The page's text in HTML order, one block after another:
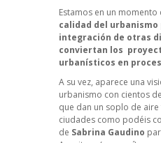
Estamos en un momento
calidad del urbanismo
integración de otras
conviertan los
urbanísticos en
A su vez, aparece una
urbanismo con cientos
que dan un soplo de
ciudades como podéis
de Sabrina Gaudino